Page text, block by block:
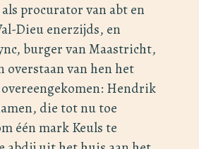
procurator van abt en
Dieu enerzijds, en
burger van Maastricht,
overstaan van hen het
Hendrik
die tot nu toe
één mark Keuls te